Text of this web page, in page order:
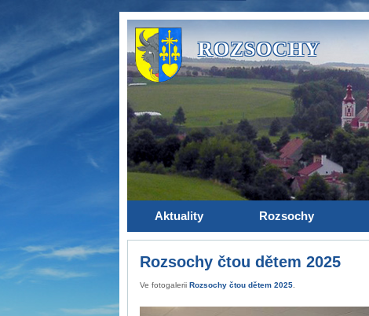
ROZSOCHY
Aktuality Rozsochy
Rozsochy čtou dětem 2025
Ve fotogalerii Rozsochy čtou dětem 2025